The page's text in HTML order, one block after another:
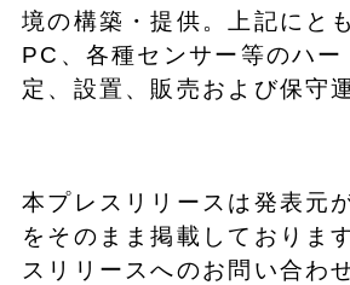
境の構築・提供。上記にと
PC、各種センサー等のハー
定、設置、販売および保守
本プレスリリースは発表元
をそのまま掲載しておりま
スリリースへのお問い合わ